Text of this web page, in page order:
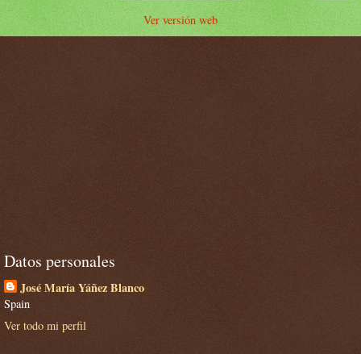
Ver versión web
Datos personales
José María Yáñez Blanco
Spain
Ver todo mi perfil